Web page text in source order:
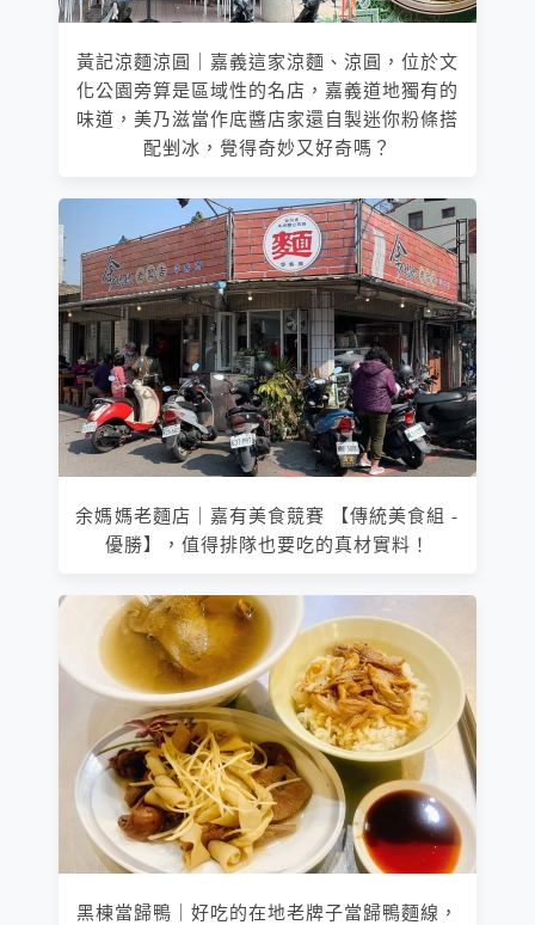
黃記涼麵涼圓｜嘉義這家涼麵、涼圓，位於文
化公園旁算是區域性的名店，嘉義道地獨有的
味道，美乃滋當作底醬店家還自製迷你粉條搭
配剉冰，覺得奇妙又好奇嗎？
余媽媽老麵店｜嘉有美食競賽 【傳統美食組 -
優勝】，值得排隊也要吃的真材實料！
黑棟當歸鴨｜好吃的在地老牌子當歸鴨麵線，